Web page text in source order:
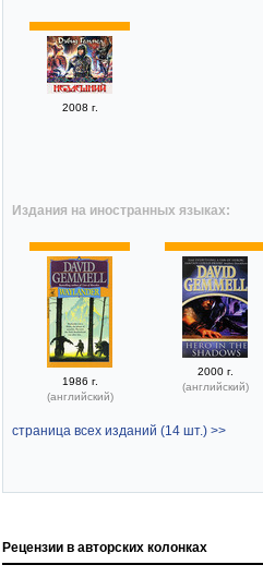
2008 г.
Издания на иностранных языках:
1986 г.
(английский)
2000 г.
(английский)
страница всех изданий (14 шт.) >>
Рецензии в авторских колонках